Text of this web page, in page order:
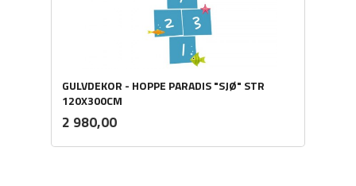
GULVDEKOR - HOPPE PARADIS "SJØ" STR
120X300CM
Pris
2 980,00mva.